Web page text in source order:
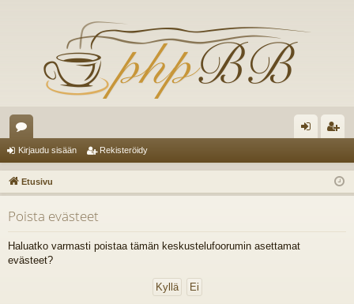
es
ku
st
el
ua
au
du
ist
er
Kirjaudu sisään Rekisteröidy
Etusivu
Poista evästeet
Haluatko varmasti poistaa tämän keskustelufoorumin asettamat
evästeet?